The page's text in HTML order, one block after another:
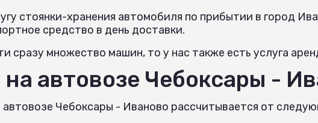
стоянки-хранения автомобиля по прибытии в город
средство в день доставки.
сразу множество машин, то у нас также есть услуга
на автовозе Чебоксары -
Чебоксары - Иваново рассчитывается от